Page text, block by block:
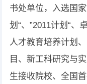
书处单位，入选国家
划“、”2011计划“、
人才教育培养计划
目、新工科研究与
生接收院校、全国